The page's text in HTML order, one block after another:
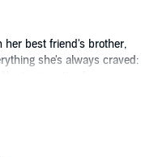
her best friend's brother,
she's always craved:
to notice her as
who knows what he's